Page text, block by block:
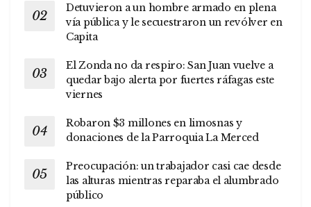
Detuvieron a un hombre armado en plena
vía pública y le secuestraron un revólver en
Capita
El Zonda no da respiro: San Juan vuelve a
quedar bajo alerta por fuertes ráfagas este
viernes
Robaron $3 millones en limosnas y
donaciones de la Parroquia La Merced
Preocupación: un trabajador casi cae desde
las alturas mientras reparaba el alumbrado
público